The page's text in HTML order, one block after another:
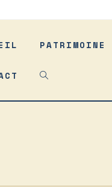
PATRIMOINE
TOGGLE
SEARCH